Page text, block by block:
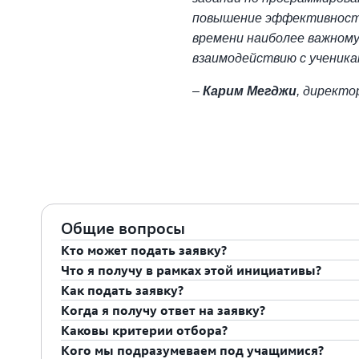
повышение
времени наиболее
взаимодействию с
– Карим Мегджи,
Общие вопросы
Кто может подать заявку?
К числу соответствующих организаций
правительства, социально ориентированные
корпоративной социальной ответственности,
цифрового обучения для социально уязвимых и
Что я получу в рамках этой инициативы?
Выбранные организации получат кредиты AWS
решений для обучения и конкретные
Architects.
Как подать заявку?
Перейдите по ссылке на, чтобы начать процесс.
способ входа. AWS рассмотрит все поданные
Когда я получу ответ на заявку?
Мы рассматриваем все заявки ежеквартально.
Каковы критерии отбора?
Кого мы подразумеваем под учащимися?